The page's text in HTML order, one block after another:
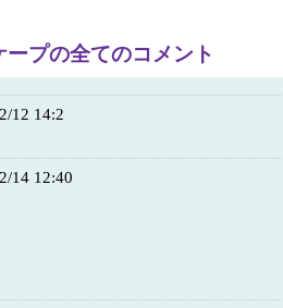
プの全てのコメント
12 14:2
14 12:40